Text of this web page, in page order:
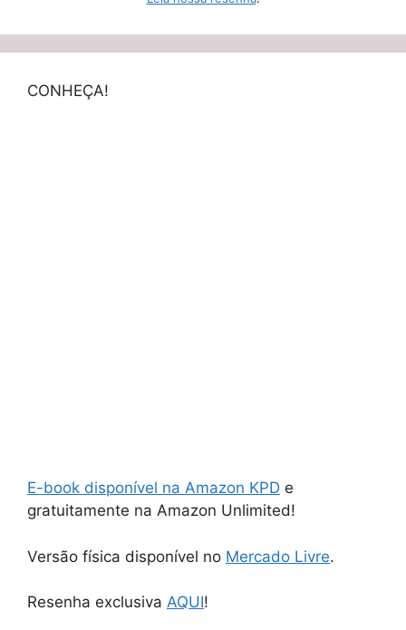
CONHEÇA!
E-book disponível na Amazon KPD e
gratuitamente na Amazon Unlimited!
Versão física disponível no Mercado Livre.
Resenha exclusiva AQUI!